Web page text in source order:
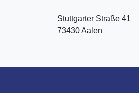
Stuttgarter Straße 41
73430 Aalen